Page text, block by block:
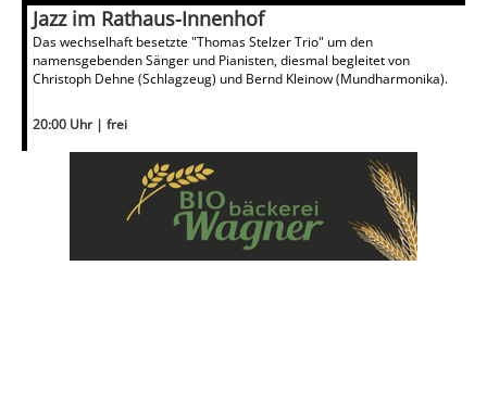
Jazz im Rathaus-Innenhof
Das wechselhaft besetzte "Thomas Stelzer Trio" um den
namensgebenden Sänger und Pianisten, diesmal begleitet von
Christoph Dehne (Schlagzeug) und Bernd Kleinow (Mundharmonika).
20:00 Uhr | frei